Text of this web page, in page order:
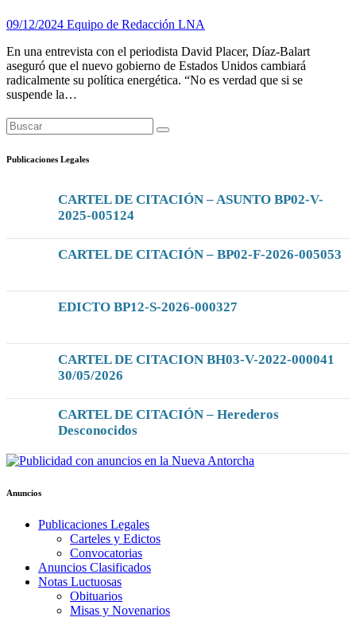
09/12/2024 Equipo de Redacción LNA
En una entrevista con el periodista David Placer, Díaz-Balart
aseguró que el nuevo gobierno de Estados Unidos cambiará
radicalmente su política energética. “No es verdad que si se
suspende la…
Publicaciones Legales
CARTEL DE CITACIÓN – ASUNTO BP02-V-
2025-005124
CARTEL DE CITACIÓN – BP02-F-2026-005053
EDICTO BP12-S-2026-000327
CARTEL DE CITACION BH03-V-2022-000041
30/05/2026
CARTEL DE CITACIÓN – Herederos
Desconocidos
Anuncios
Publicaciones Legales
Carteles y Edictos
Convocatorias
Anuncios Clasificados
Notas Luctuosas
Obituarios
Misas y Novenarios